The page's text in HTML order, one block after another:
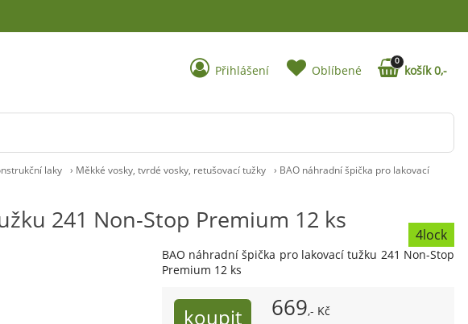
laky › Měkké vosky, tvrdé vosky, retušovací tužky › BAO náhradní špička pro lakovací
241 Non-Stop Premium 12 ks
BAO náhradní špička pro lakovací tužku 241 Non-Stop
Premium 12 ks
4lock
669,- Kč
Přihlášení Oblíbené
0
košík 0,-